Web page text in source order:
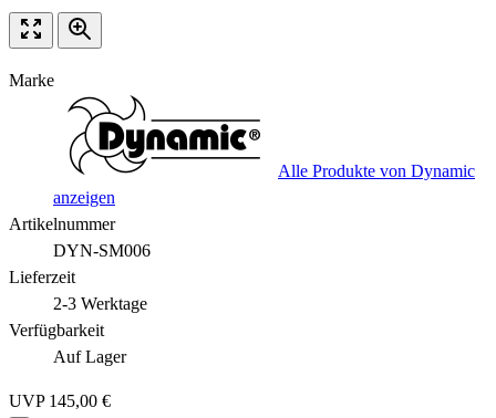
Marke
Alle Produkte von Dynamic
anzeigen
Artikelnummer
DYN-SM006
Lieferzeit
2-3 Werktage
Verfügbarkeit
Auf Lager
UVP 145,00 €